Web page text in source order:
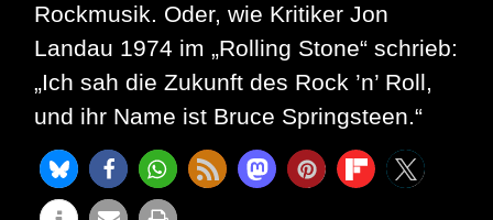
Rockmusik. Oder, wie Kritiker Jon
Landau 1974 im „Rolling Stone“ schrieb:
„Ich sah die Zukunft des Rock ’n’ Roll,
und ihr Name ist Bruce Springsteen.“